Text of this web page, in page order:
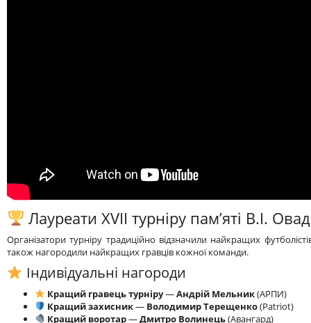
Лауреати XVII турніру пам’яті В.I.
Організатори турніру традиційно відзначили найкращих
також нагородили найкращих гравців кожної команди.
Індивідуальні нагороди
Кращий гравець турніру—Андрій Мельник(АРПИ)
Кращий захисник— Володимир Терещенко(Patriot)
Кращий воротар—Дмитро Волинець(Авангард)